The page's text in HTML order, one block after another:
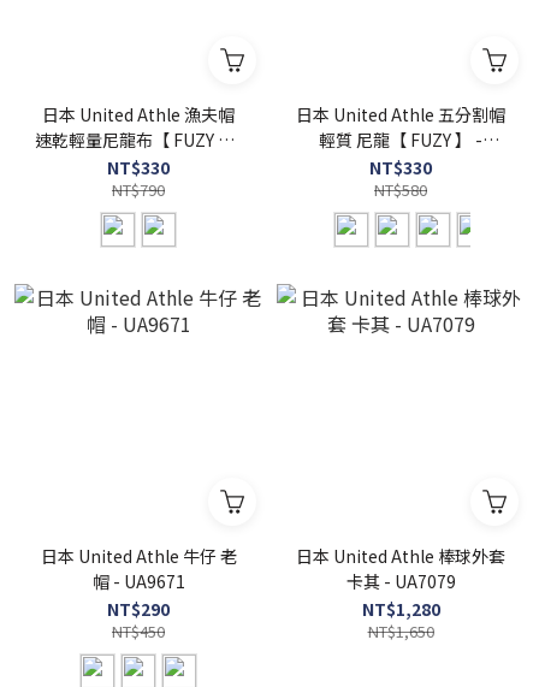
日本 United Athle 漁夫帽
速乾輕量尼龍布【 FUZY 】-
UA9674
NT$330
NT$790
日本 United Athle 五分割帽
輕質 尼龍【 FUZY 】 -
UA9672
NT$330
NT$580
日本 United Athle 牛仔 老
帽 - UA9671
NT$290
NT$450
日本 United Athle 棒球外套
卡其 - UA7079
NT$1,280
NT$1,650